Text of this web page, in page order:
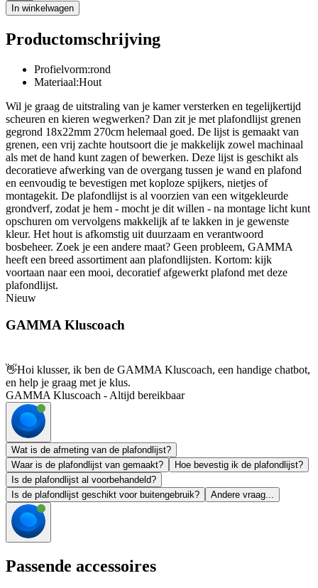
In winkelwagen
Productomschrijving
Profielvorm:rond
Materiaal:Hout
Wil je graag de uitstraling van je kamer versterken en tegelijkertijd
scheuren en kieren wegwerken? Dan zit je met plafondlijst grenen
gegrond 18x22mm 270cm helemaal goed. De lijst is gemaakt van
grenen, een vrij zachte houtsoort die je makkelijk zowel machinaal
als met de hand kunt zagen of bewerken. Deze lijst is geschikt als
decoratieve afwerking van de overgang tussen je wand en plafond
en eenvoudig te bevestigen met koploze spijkers, nietjes of
montagekit. De plafondlijst is al voorzien van een witgekleurde
grondverf, zodat je hem - mocht je dit willen - na montage licht kunt
opschuren om vervolgens makkelijk af te lakken in je gewenste
kleur. Het hout is afkomstig uit duurzaam en verantwoord
bosbeheer. Zoek je een andere maat? Geen probleem, GAMMA
heeft een breed assortiment aan plafondlijsten. Kortom: kijk
voortaan naar een mooi, decoratief afgewerkt plafond met deze
plafondlijst.
Nieuw
GAMMA Kluscoach
👋Hoi klusser, ik ben de GAMMA Kluscoach, een handige chatbot,
en help je graag met je klus.
GAMMA Kluscoach - Altijd bereikbaar
Wat is de afmeting van de plafondlijst?
Waar is de plafondlijst van gemaakt?
Hoe bevestig ik de plafondlijst?
Is de plafondlijst al voorbehandeld?
Is de plafondlijst geschikt voor buitengebruik?
Andere vraag...
Passende accessoires